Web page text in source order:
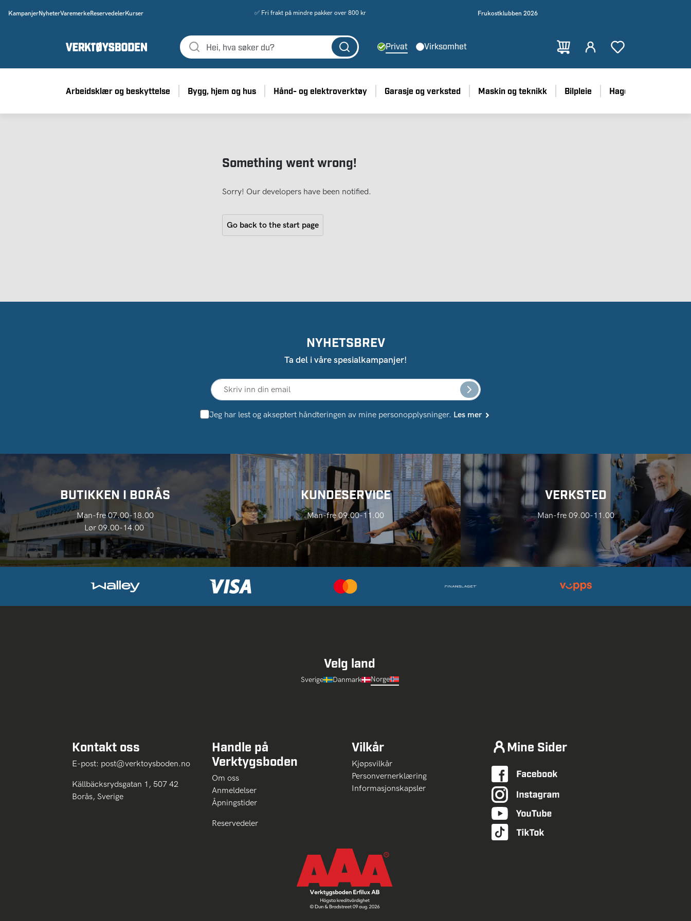
KampanjerNyheterVaremerkeReservedelerKurser ✅ Fri frakt på mindre pakker over 800 kr Frukostklubben 2026
Privat Virksomhet
Arbeidsklær og beskyttelse Bygg, hjem og hus Hånd- og elektroverktøy Garasje og verksted Maskin og teknikk Bilpleie Hage
Something went wrong!
Sorry! Our developers have been notified.
Go back to the start page
NYHETSBREV
Ta del i våre spesialkampanjer!
Jeg har lest og akseptert håndteringen av mine personopplysninger. Les mer
BUTIKKEN I BORÅS
Man-fre 07.00-18.00
Lør 09.00-14.00
KUNDESERVICE
Man-fre 09.00-11.00
VERKSTED
Man-fre 09.00-11.00
Velg land
Sverige Danmark Norge
Kontakt oss
E-post: post@verktoysboden.no
Källbäcksrydsgatan 1, 507 42
Borås, Sverige
Handle på
Verktygsboden
Om oss
Anmeldelser
Åpningstider
Reservedeler
Vilkår
Kjøpsvilkår
Personvernerklæring
Informasjonskapsler
Mine Sider